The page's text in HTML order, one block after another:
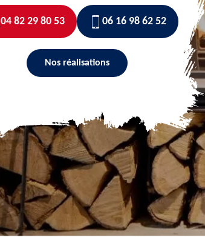
04 82 29 80 53 06 16 98 62 52
Nos réalisations